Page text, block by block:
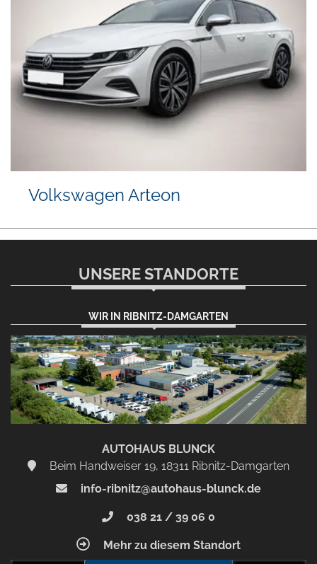
Volkswagen Arteon
UNSERE STANDORTE
WIR IN RIBNITZ-DAMGARTEN
AUTOHAUS BLUNCK
Beim Handweiser 19, 18311 Ribnitz-Damgarten
info-ribnitz@autohaus-blunck.de
038 21 / 39 06 0
Mehr zu diesem Standort